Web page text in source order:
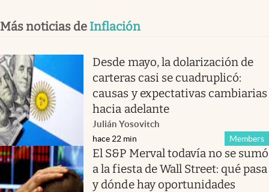
Más noticias de Inflación
Desde mayo, la dolarización de
carteras casi se cuadruplicó:
causas y expectativas cambiarias
hacia adelante
Julián Yosovitch
Members
hace 22 min
El S&P Merval todavía no se sumó
a la fiesta de Wall Street: qué pasa
y dónde hay oportunidades